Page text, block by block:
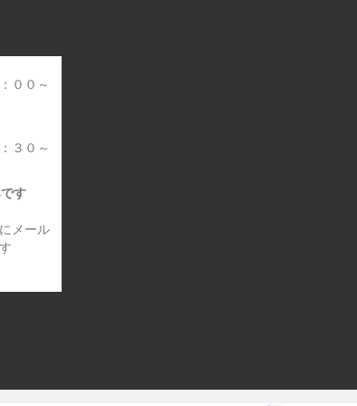
００～
３０～
す
メール
いす